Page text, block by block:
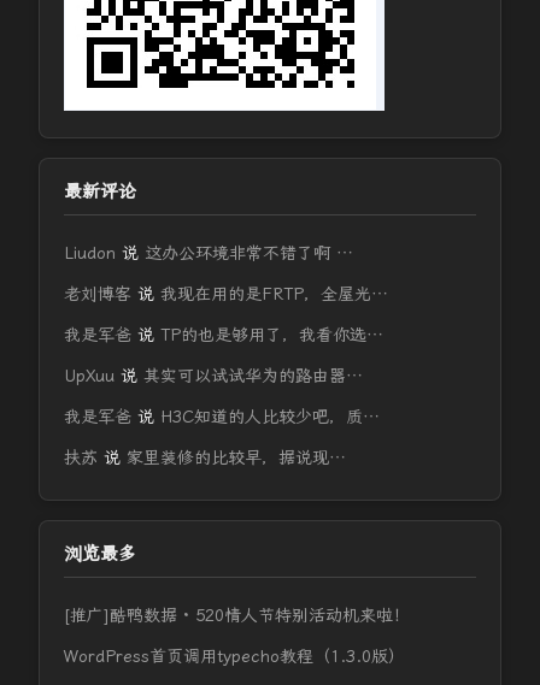
最新评论
Liudon 说 这办公环境非常不错了啊 …
老刘博客 说 我现在用的是FRTP，全屋光…
我是军爸 说 TP的也是够用了，我看你选…
UpXuu 说 其实可以试试华为的路由器…
我是军爸 说 H3C知道的人比较少吧，质…
扶苏 说 家里装修的比较早，据说现…
浏览最多
[推广]酷鸭数据 · 520情人节特别活动机来啦！
WordPress首页调用typecho教程（1.3.0版）